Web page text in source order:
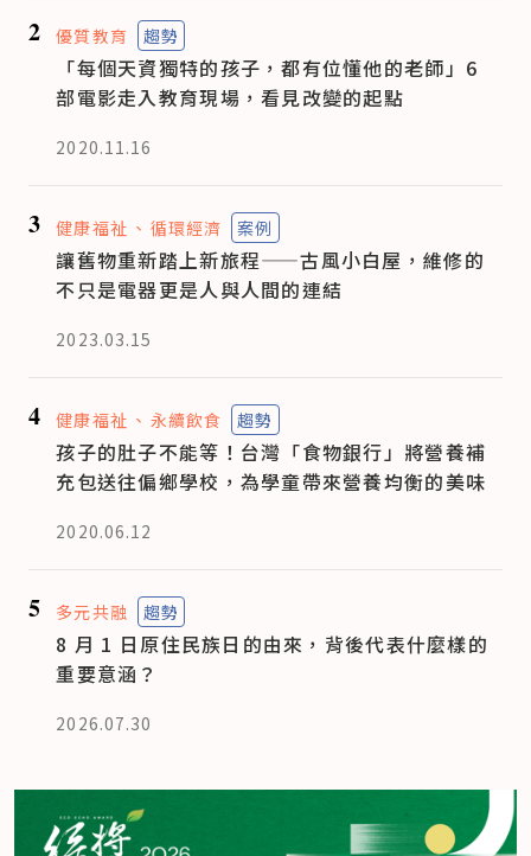
2 優質教育 趨勢
「每個天資獨特的孩子，都有位懂他的老師」6
部電影走入教育現場，看見改變的起點
2020.11.16
3 健康福祉 循環經濟 案例
讓舊物重新踏上新旅程——古風小白屋，維修的
不只是電器更是人與人間的連結
2023.03.15
4 健康福祉 永續飲食 趨勢
孩子的肚子不能等！台灣「食物銀行」將營養補
充包送往偏鄉學校，為學童帶來營養均衡的美味
2020.06.12
5 多元共融 趨勢
8 月 1 日原住民族日的由來，背後代表什麼樣的
重要意涵？
2026.07.30